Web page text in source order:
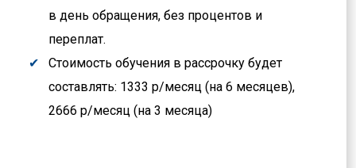
в день обращения, без процентов и
переплат.
Стоимость обучения в рассрочку будет
составлять: 1333 р/месяц (на 6 месяцев),
2666 р/месяц (на 3 месяца)